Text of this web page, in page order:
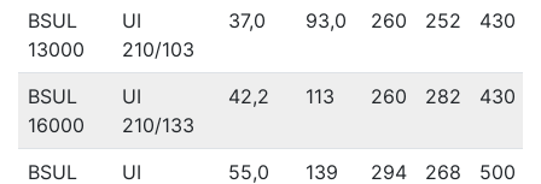
BSUL
13000
UI
210/103
37,0 93,0 260 252 430
BSUL
16000
UI
210/133
42,2 113 260 282 430
BSUL
UI
55,0 139 294 268 500